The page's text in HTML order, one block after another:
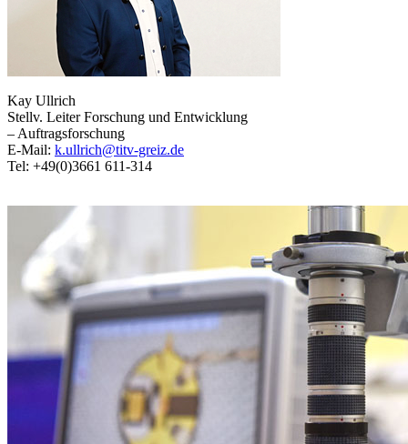
Kay Ullrich
Stellv. Leiter Forschung und Entwicklung
– Auftragsforschung
E-Mail: k.ullrich@titv-greiz.de
Tel: +49(0)3661 611-314